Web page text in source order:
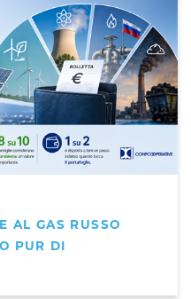
AL GAS RUSSO
PUR DI